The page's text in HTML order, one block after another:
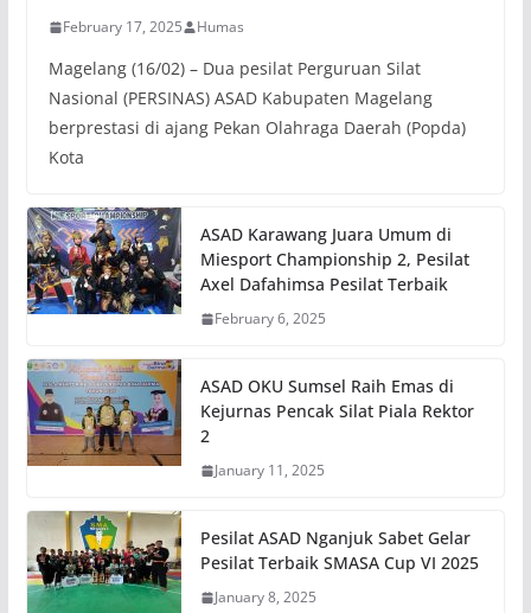
February 17, 2025 Humas
Magelang (16/02) – Dua pesilat Perguruan Silat
Nasional (PERSINAS) ASAD Kabupaten Magelang
berprestasi di ajang Pekan Olahraga Daerah (Popda)
Kota
ASAD Karawang Juara Umum di
Miesport Championship 2, Pesilat
Axel Dafahimsa Pesilat Terbaik
February 6, 2025
ASAD OKU Sumsel Raih Emas di
Kejurnas Pencak Silat Piala Rektor
2
January 11, 2025
Pesilat ASAD Nganjuk Sabet Gelar
Pesilat Terbaik SMASA Cup VI 2025
January 8, 2025